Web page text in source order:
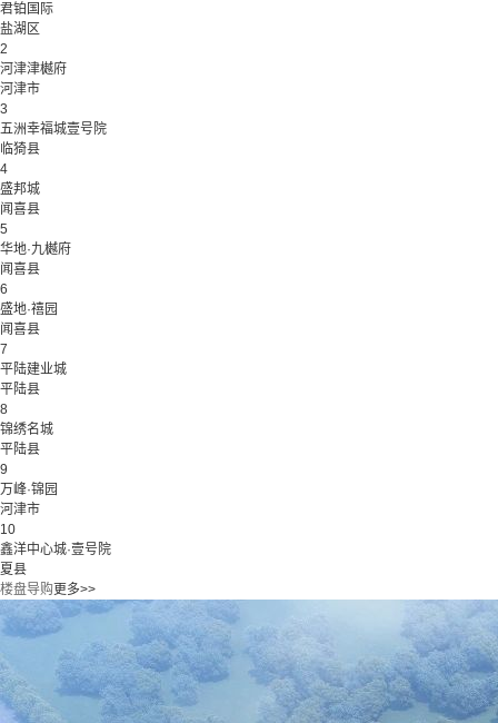
君铂国际
盐湖区
2
河津津樾府
河津市
3
五洲幸福城壹号院
临猗县
4
盛邦城
闻喜县
5
华地·九樾府
闻喜县
6
盛地·禧园
闻喜县
7
平陆建业城
平陆县
8
锦绣名城
平陆县
9
万峰·锦园
河津市
10
鑫洋中心城·壹号院
夏县
楼盘导购更多>>